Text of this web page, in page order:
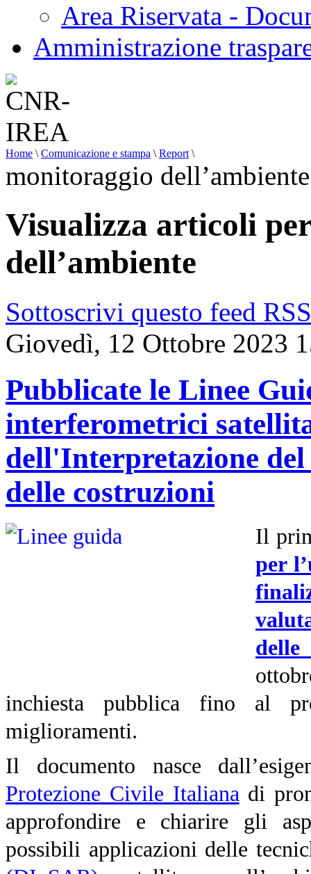
Area Riservata -
Amministrazione
Home \ Comunicazione e stampa \ Report \
monitoraggio dell’ambiente
Visualizza articoli
dell’ambiente
Sottoscrivi questo feed RSS
Giovedì, 12 Ottobre 2023
Pubblicate le Linee
interferometrici
dell'Interpretazione
delle costruzioni
Il
per
delle
inchiesta pubblica fino al
miglioramenti.
Il documento nasce
Protezione Civile Italiana di
approfondire e chiarire gli
possibili applicazioni delle